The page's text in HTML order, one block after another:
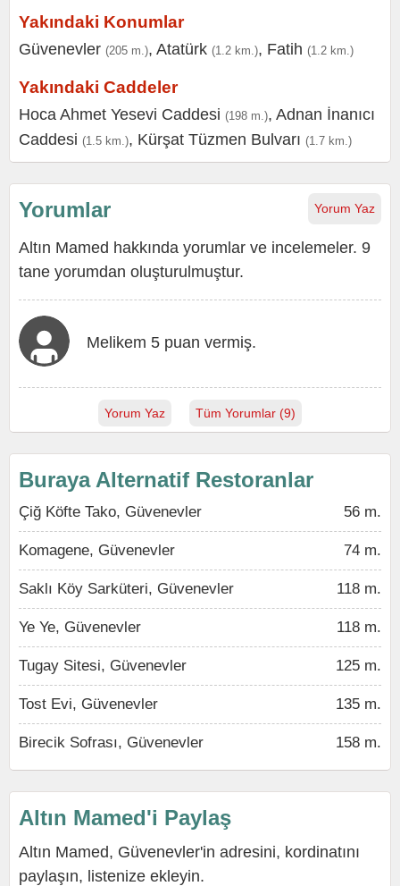
Yakındaki Konumlar
Güvenevler (205 m.), Atatürk (1.2 km.), Fatih (1.2 km.)
Yakındaki Caddeler
Hoca Ahmet Yesevi Caddesi (198 m.), Adnan İnanıcı
Caddesi (1.5 km.), Kürşat Tüzmen Bulvarı (1.7 km.)
Yorum Yaz
Yorumlar
Altın Mamed hakkında yorumlar ve incelemeler. 9
tane yorumdan oluşturulmuştur.
Melikem 5 puan vermiş.
Yorum Yaz Tüm Yorumlar (9)
Buraya Alternatif Restoranlar
Çiğ Köfte Tako, Güvenevler 56 m.
Komagene, Güvenevler 74 m.
Saklı Köy Sarküteri, Güvenevler 118 m.
Ye Ye, Güvenevler 118 m.
Tugay Sitesi, Güvenevler 125 m.
Tost Evi, Güvenevler 135 m.
Birecik Sofrası, Güvenevler 158 m.
Altın Mamed'i Paylaş
Altın Mamed, Güvenevler'in adresini, kordinatını
paylaşın, listenize ekleyin.